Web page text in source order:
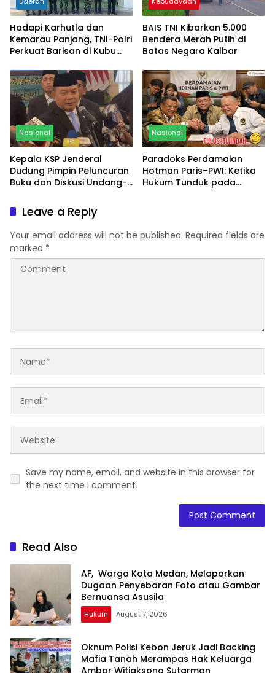
Hadapi Karhutla dan
Kemarau Panjang, TNI-Polri
Perkuat Barisan di Kubu
BAIS TNI Kibarkan 5.000
Bendera Merah Putih di
Batas Negara Kalbar
Nasional
Kepala KSP Jenderal
Dudung Pimpin Peluncuran
Buku dan Diskusi Undang-
Nasional
Nasional
Paradoks Perdamaian
Hotman Paris–PWI: Ketika
Hukum Tunduk pada
Leave a Reply
Your email address will not be published. Required fields are
marked *
Save my name, email, and website in this browser for
the next time I comment.
Read Also
AF, Warga Kota Medan, Melaporkan
Dugaan Penyebaran Foto atau Gambar
Bernuansa Asusila
Hukum August 7, 2026
Oknum Polisi Kebon Jeruk Jadi Backing
Mafia Tanah Merampas Hak Keluarga
Ambar Witjaksono Sutarman